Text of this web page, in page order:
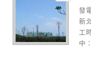
發
新
工
中